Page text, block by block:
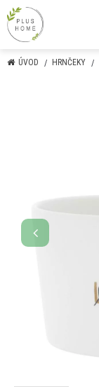
ÚVOD HRNČEKY